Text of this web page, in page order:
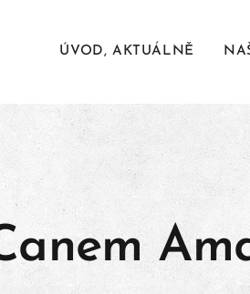
ÚVOD, AKTUÁLNĚ